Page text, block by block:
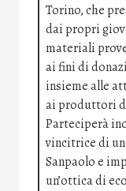
Torino, che
dai propri
materiali
ai fini di
insieme alle
ai produttori
Parteciperà
vincitrice di
Sanpaolo e
un’ottica di